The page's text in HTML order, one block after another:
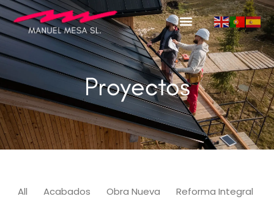
Proyectos
All Acabados Obra Nueva
Reforma Integral